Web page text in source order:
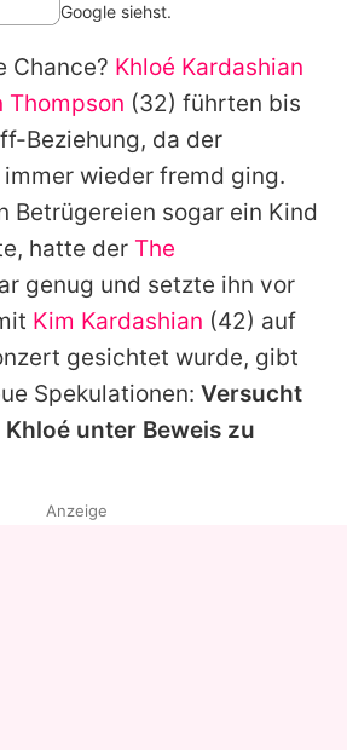
Richtlinien
Impressum
Utiq verwalten
Google siehst.
Chance? Khloé Kardashian
Thompson (32) führten bis
Beziehung, da der
wieder fremd ging.
Betrügereien sogar ein Kind
hatte der The
genug und setzte ihn vor
Kim Kardashian (42) auf
gesichtet wurde, gibt
Spekulationen: Versucht
unter Beweis zu
Anzeige